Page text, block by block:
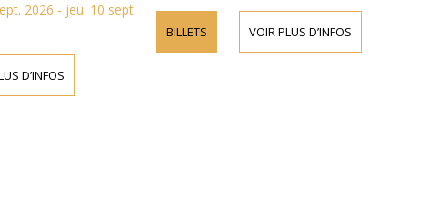
2026 - jeu. 10 sept.
D’INFOS
BILLETS VOIR PLUS D’INFOS